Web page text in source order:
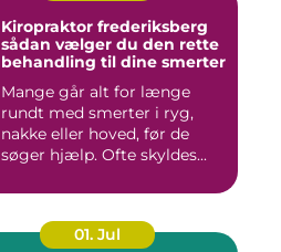
Kiropraktor frederiksberg
sådan vælger du den rette
behandling til dine smerter
Mange går alt for længe
rundt med smerter i ryg,
nakke eller hoved, før de
søger hjælp. Ofte skyldes...
01. Jul